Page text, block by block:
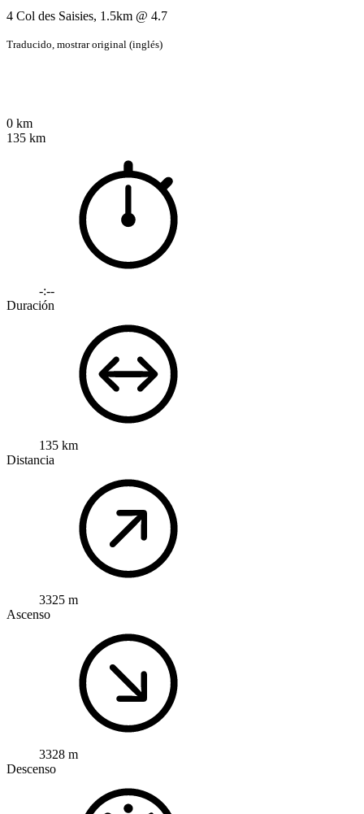
4 Col des Saisies, 1.5km @ 4.7
Traducido, mostrar original (inglés)
0 km
135 km
-:--
Duración
135 km
Distancia
3325 m
Ascenso
3328 m
Descenso